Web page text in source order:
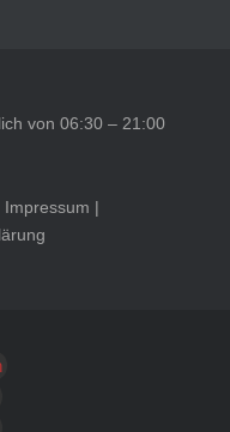
von 06:30 – 21:00
Impressum |
und Erfahrungen zu